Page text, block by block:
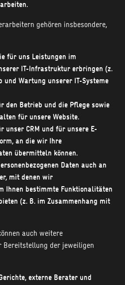
gehören insbesondere,
für uns Leistungen im
IT-Infrastruktur erbringen (z.
und Wartung unserer IT-Systeme
den Betrieb und die Pflege sowie
für unsere Website.
unser CRM und für unsere E-
an die wir Ihre
übermitteln können.
Daten auch an
mit denen wir
Ihnen bestimmte Funktionalitäten
(z. B. im Zusammenhang mit
auch weitere
der jeweiligen
externe Berater und